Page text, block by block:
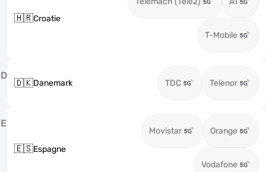
🇭🇷Croatie
T-Mobile
D
🇩🇰Danemark TDC Telenor
E
🇪🇸Espagne
Movistar Orange
Vodafone